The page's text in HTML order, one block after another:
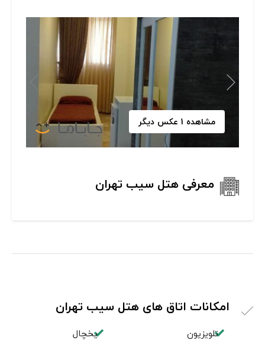
مشاهده 1 عکس دیگر
معرفی هتل سیب تهران
امکانات اتاق های هتل سیب تهران
تلویزیون یخچال